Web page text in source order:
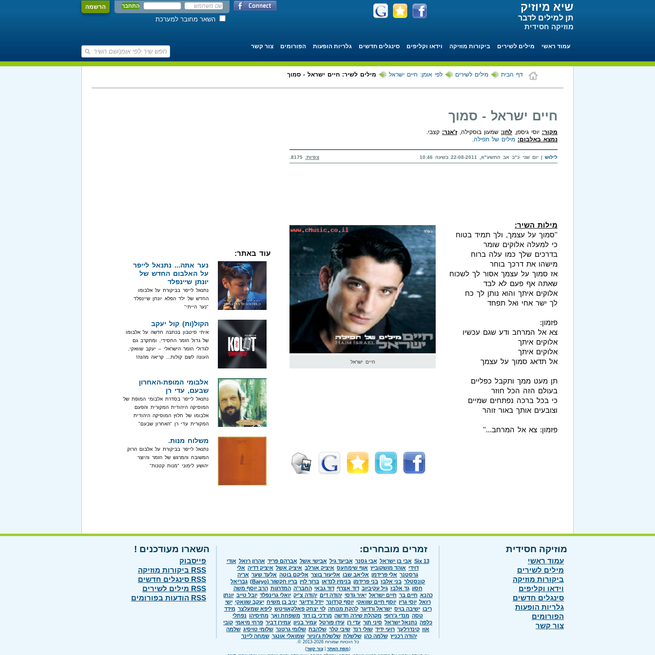
הרשמה
השאר מחובר למערכת
שיא מיוזיק
תן למילים לדבר
מוזיקה חסידית
עמוד ראשי מילים לשירים ביקורות מוזיקה וידאו וקליפים סינגלים חדשים גלריות הופעות הפורומים צור קשר
דף הבית מילים לשירים לפי אומן: חיים ישראל מילים לשיר: חיים ישראל - סמוך
חיים ישראל - סמוך
מקור: יוסי גיספן, לחן: שמעון בוסקילה,ז'אנר: קצבי.
נמצא באלבום: מילים של תפילה
לילוש | יום שני כ"ב אב התשע"א, 22-08-2011 בשעה 10:46 צפיות:
חיים ישראל
מילות השיר:
''סמוך על עצמך, ולך תמיד בטוח
כי למעלה אלוקים שומר
בדרכים שלך כמו עלה ברוח
מישהו את דרכך בוחר
אז סמוך על עצמך אסור לך לשכוח
שאתה אף פעם לא לבד
אלוקים איתך והוא נותן לך כח
לך ישר אחי ואל תפחד
פזמון:
צא אל המרחב ודע שגם עכשיו
אלוקים איתך
אלוקים איתך
אל תדאג סמוך על עצמך
תן מעט ממך ותקבל כפליים
בעולם הזה הכל חוזר
כי בכל ברכה נפתחים שמיים
וצובעים אותך באור זוהר
פזמון: צא אל המרחב...''
עוד באתר:
נער אתה... נתנאל לייפר
על האלבום החדש של
יונתן שיינפלד
נתנאל לייפר בביקורת על אלבומו
החדש של ילד הפלא יונתן שיינפלד
"נער הייתי"
הקול(ות) קול יעקב
איתי סיטבון בכתבה חדשה על אלבומו
של גדול הזמר החסידי, ומתקרב גם
לגדולי הזמר הישראלי – יעקב שוואקי,
העונה לשם קולות... קריאה מהנה!
אלבומי המופת-האחרון
שבעם, עדי רן
נתנאל לייפר בסדרת אלבומי המופת של
המוסיקה היהודית המקורית והפעם
אלבומו של חלוץ המוסיקה היהודית
המקורית עדי רן "האחרון שבעם"
משלוח מנות.
נתנאל לייפר בביקורת על אלבום הרוק
המשובח והמרגש של הזמר והיוצר
יהושע לימוני "מנות קטנות"
מוזיקה חסידית
עמוד ראשי
מילים לשירים
ביקורות מוזיקה
וידאו וקליפים
סינגלים חדשים
גלריות הופעות
הפורומים
צור קשר
זמרים מובחרים:
Six 13 אבי בן ישראל אבי גסנר אביעד גיל אבישי אשל אברהם פריד אהרון רזאל אודי
דוידי אוהד מושקוביץ אוף שימחעס איציק אורלב איציק אשל איציק דדיה אלי
גרסטנר אלי פרידמן אליאב שבו אליעזר בוצר אליקם בוטה אלעד שער אריה
קונסטלר בני אלבז בני פרידמן בנימין לנדאו ברוך לוין בריו חקשור (Baryo)
גבריאל
חסון גד אלבז גיל עקיביוב דוד אצרף דוד גבאי החבר'ה המדרגות הרב יוסף משה
כהנא חיים בר חיים ישראל יאיר גדסי יהודה דים יהודה צ'יק יואלי גרינפלד יובל טייב יונתן
רזאל יוסי גרין יוסף חיים שוואקי יוסף קרדונר יידל ורדיגר יניב בן משיח יעקב שוואקי ישי
ריבו ישיבה בויס ישראל ורדיגר להקת מנוחה לוי יצחק פאלקאוויטש ליפא שמעלצר מידד
טסה מנדי ג'רופי מקהלת שירה חדשה מרדכי בן דוד משפחת ואך מתיסיהו נפתלי
כלפה נתנאל ישראל סיני תור עדי רן עידו פורטל עמיר בניון עמירן דביר פרחי מיאמי קובי
אוז קינדרלעך רועי ידיד שולי רנד שיבי קלר שלהבת שלומי גרטנר שלומי טויסיג שלמה
יהודה רכניץ שלמה כהן שלשלת שלשלת ג'וניור שמואלי אונגר שמחה ליינר
השארו מעודכנים !
פייסבוק
RSS ביקורות מוזיקה
RSS סינגלים חדשים
RSS מילים לשירים
RSS הודעות בפורומים
כל הזכויות שמורות 2013-2026 ©.
(מפת האתר |צור קשר)